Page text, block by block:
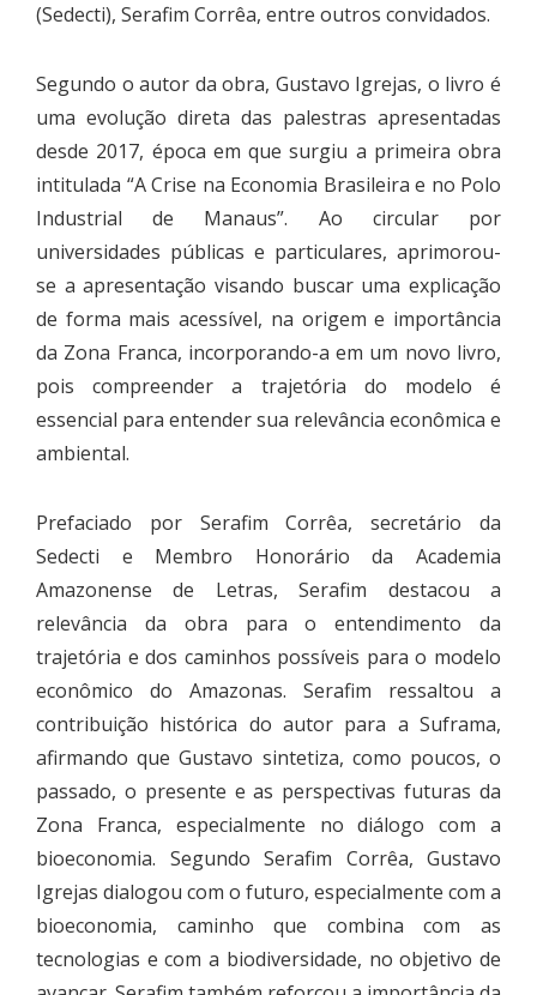
(Sedecti), Serafim Corrêa, entre outros convidados.
Segundo o autor da obra, Gustavo Igrejas, o livro é
uma evolução direta das palestras apresentadas
desde 2017, época em que surgiu a primeira obra
intitulada “A Crise na Economia Brasileira e no Polo
Industrial de Manaus”. Ao circular por
universidades públicas e particulares, aprimorou-
se a apresentação visando buscar uma explicação
de forma mais acessível, na origem e importância
da Zona Franca, incorporando-a em um novo livro,
pois compreender a trajetória do modelo é
essencial para entender sua relevância econômica e
ambiental.
Prefaciado por Serafim Corrêa, secretário da
Sedecti e Membro Honorário da Academia
Amazonense de Letras, Serafim destacou a
relevância da obra para o entendimento da
trajetória e dos caminhos possíveis para o modelo
econômico do Amazonas. Serafim ressaltou a
contribuição histórica do autor para a Suframa,
afirmando que Gustavo sintetiza, como poucos, o
passado, o presente e as perspectivas futuras da
Zona Franca, especialmente no diálogo com a
bioeconomia. Segundo Serafim Corrêa, Gustavo
Igrejas dialogou com o futuro, especialmente com a
bioeconomia, caminho que combina com as
tecnologias e com a biodiversidade, no objetivo de